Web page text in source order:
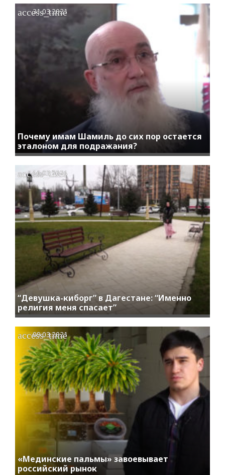
Почему имам Шамиль до сих пор остается
эталоном для подражания?
access_time
31.03.2021
“Девушка-киборг” в Дагестане: “Именно
религия меня спасает”
access_time
16.03.2021
«Мединские пальмы» завоевывает
российский рынок
access_time
09.03.2021